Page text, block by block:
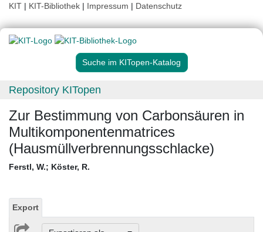
KIT | KIT-Bibliothek | Impressum | Datenschutz
Suche im KITopen-Katalog
Repository KITopen
Zur Bestimmung von Carbonsäuren in
Multikomponentenmatrices
(Hausmüllverbrennungsschlacke)
Ferstl, W.; Köster, R.
Export